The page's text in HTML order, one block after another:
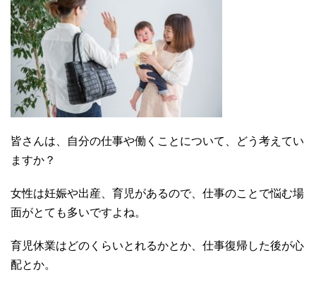
皆さんは、自分の仕事や働くことについて、どう考えてい
ますか？
女性は妊娠や出産、育児があるので、仕事のことで悩む場
面がとても多いですよね。
育児休業はどのくらいとれるかとか、仕事復帰した後が心
配とか。